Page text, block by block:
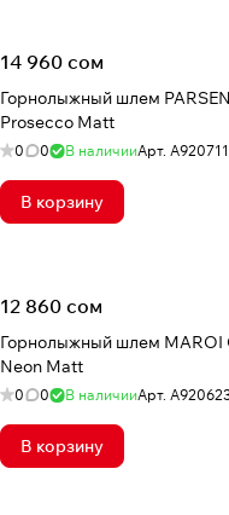
14 960 сом
Горнолыжный шлем
Prosecco Matt
0 0 В наличииАрт.
В корзину
12 860 сом
Горнолыжный шлем MAROI
Neon Matt
0 0 В наличииАрт.
В корзину